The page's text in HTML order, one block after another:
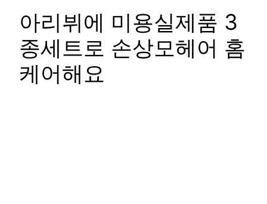
아리뷔에 미용실제품 3
종세트로 손상모헤어 홈
케어해요